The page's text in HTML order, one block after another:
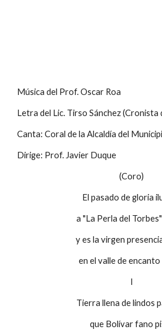
Música del Prof. Oscar Roa
Letra del Lic. Tirso Sánchez (Cronista
Canta: Coral de la Alcaldía del
Dirige: Prof. Javier Duque
(Coro)
El pasado de gloria
a "La Perla del
y es la virgen
en el valle de encanto
I
Tierra llena de lindos
que Bolívar fano